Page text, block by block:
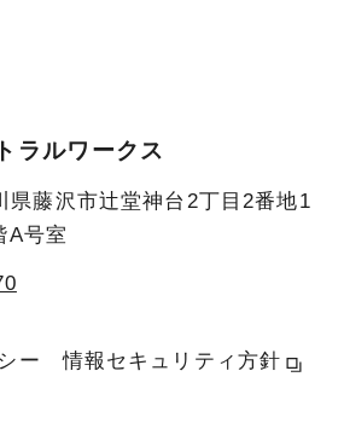
ラルワークス
県藤沢市辻堂神台2丁目2番地1
A号室
ー 情報セキュリティ方針